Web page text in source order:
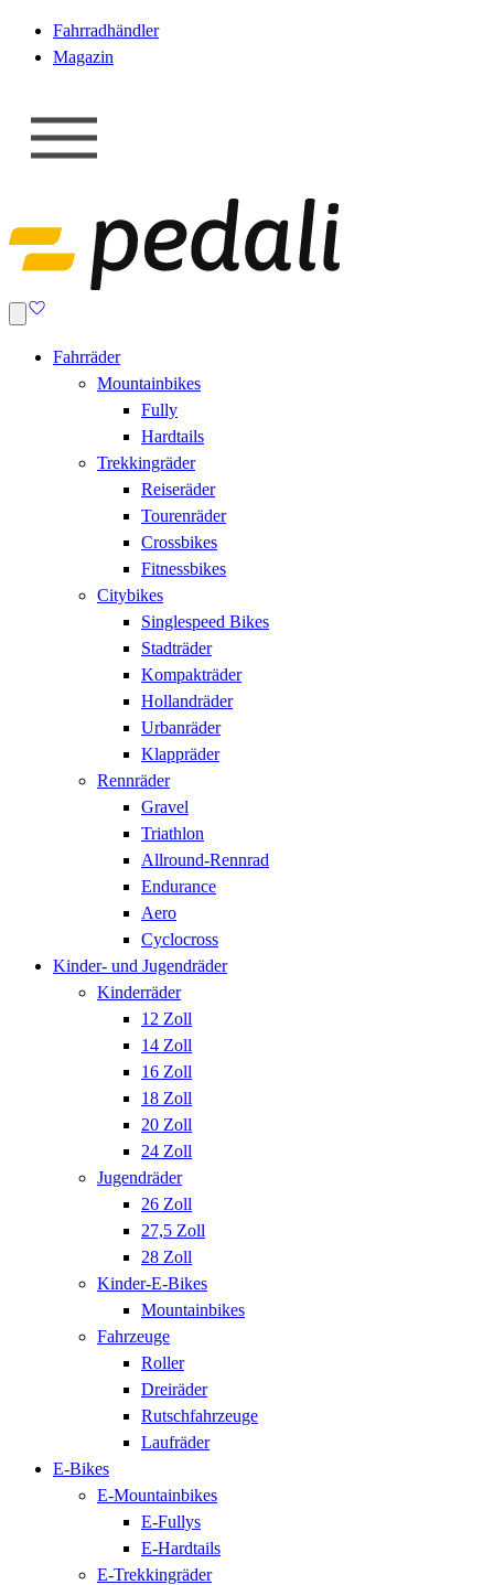
Fahrradhändler
Magazin
Fahrräder
Mountainbikes
Fully
Hardtails
Trekkingräder
Reiseräder
Tourenräder
Crossbikes
Fitnessbikes
Citybikes
Singlespeed Bikes
Stadträder
Kompakträder
Hollandräder
Urbanräder
Klappräder
Rennräder
Gravel
Triathlon
Allround-Rennrad
Endurance
Aero
Cyclocross
Kinder- und Jugendräder
Kinderräder
12 Zoll
14 Zoll
16 Zoll
18 Zoll
20 Zoll
24 Zoll
Jugendräder
26 Zoll
27,5 Zoll
28 Zoll
Kinder-E-Bikes
Mountainbikes
Fahrzeuge
Roller
Dreiräder
Rutschfahrzeuge
Laufräder
E-Bikes
E-Mountainbikes
E-Fullys
E-Hardtails
E-Trekkingräder